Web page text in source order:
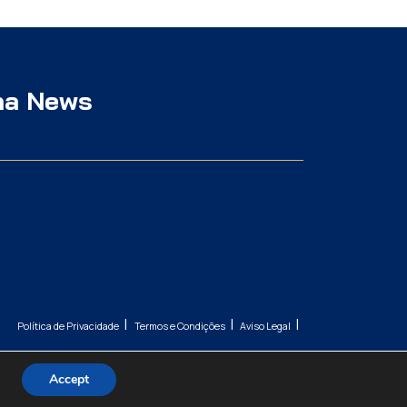
News
Política de Privacidade | Termos e Condições | Aviso Legal |
Accept